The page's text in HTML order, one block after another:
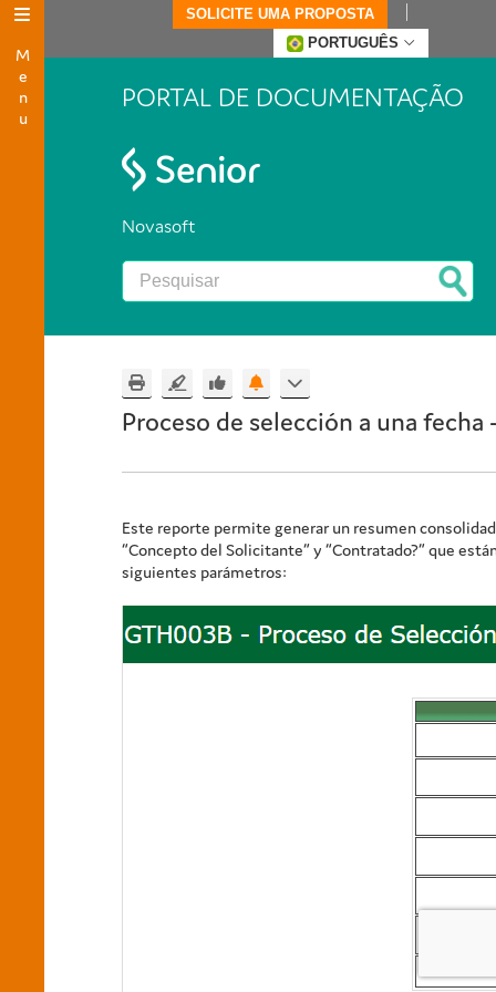
Menu
SOLICITE UMA PROPOSTA
PORTUGUÊS
PORTAL DE DOCUMENTAÇÃO
Novasoft
Proceso de selección a una fecha
Este reporte permite generar un resumen
“Concepto del Solicitante” y “Contratado?” que
siguientes parámetros: